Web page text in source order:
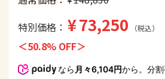
特別価格
¥73,250 税込
50.8% OFF
なら 月々6,104円から。分